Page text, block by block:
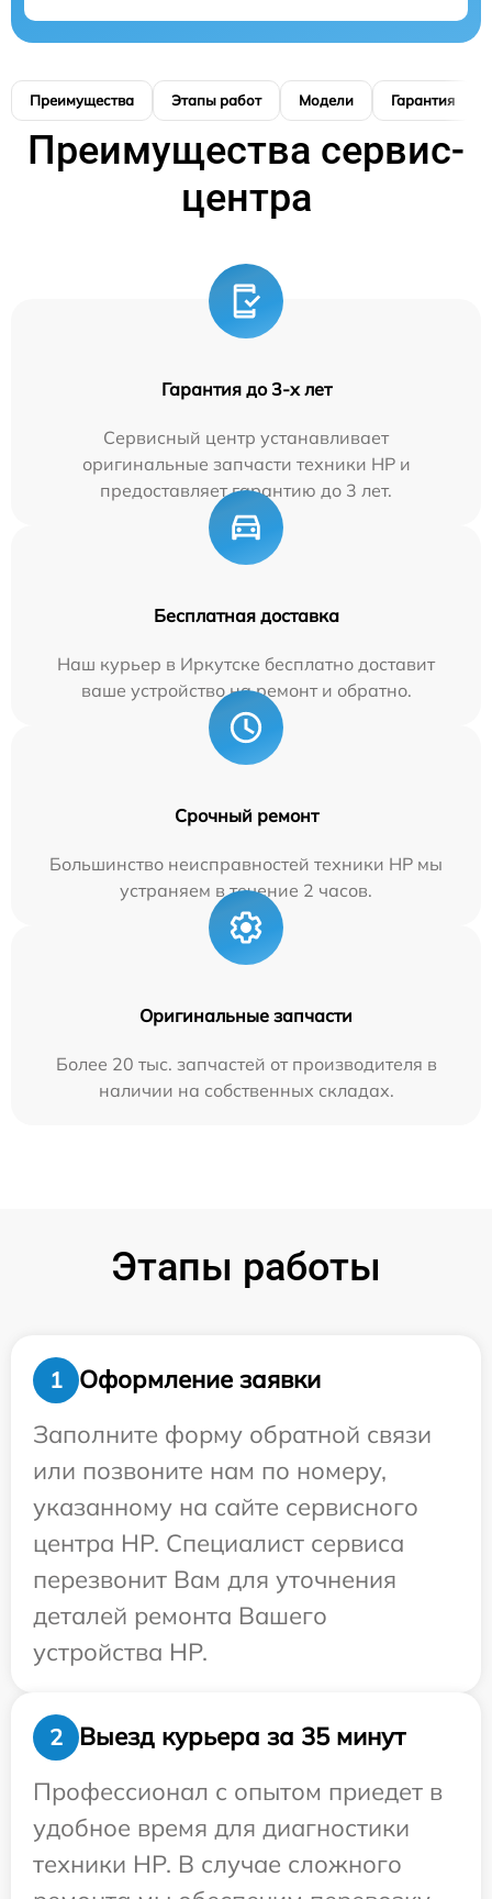
Преимущества Этапы работ Модели Гарантия
Преимущества сервис-
центра
Гарантия до 3-х лет
Сервисный центр устанавливает
оригинальные запчасти техники HP и
предоставляет гарантию до 3 лет.
Бесплатная доставка
Наш курьер в Иркутске бесплатно доставит
ваше устройство на ремонт и обратно.
Срочный ремонт
Большинство неисправностей техники HP мы
устраняем в течение 2 часов.
Оригинальные запчасти
Более 20 тыс. запчастей от производителя в
наличии на собственных складах.
Этапы работы
1
Оформление заявки
Заполните форму обратной связи
или позвоните нам по номеру,
указанному на сайте сервисного
центра HP. Специалист сервиса
перезвонит Вам для уточнения
деталей ремонта Вашего
устройства HP.
2
Выезд курьера за 35 минут
Профессионал с опытом приедет в
удобное время для диагностики
техники HP. В случае сложного